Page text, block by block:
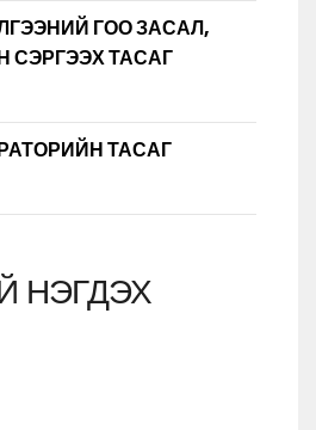
ГОО ЗАСАЛ,
СЭРГЭЭХ ТАСАГ
ТАСАГ
НЭГДЭХ